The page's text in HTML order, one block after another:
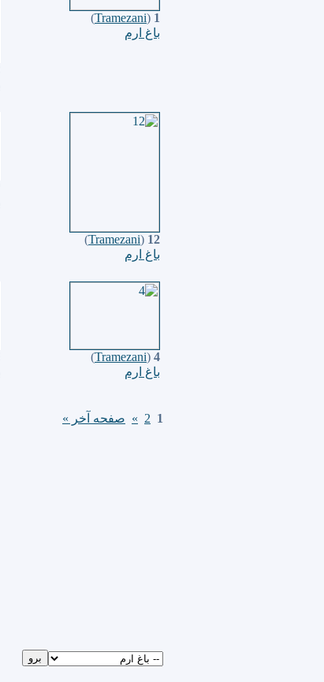
1
(
Tramezani
)
باغ ارم
12
(
Tramezani
)
باغ ارم
4
(
Tramezani
)
باغ ارم
1
2
» صفحه آخر »